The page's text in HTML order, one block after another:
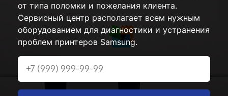
от типа поломки и пожелания клиента.
Сервисный центр располагает всем нужным
оборудованием для диагностики и устранения
проблем принтеров Samsung.